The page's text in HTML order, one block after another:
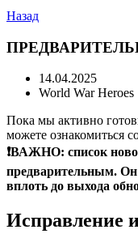
Назад
14.04.2025
World War Heroes
Пока мы активно
можете ознакомиться
❗ВАЖНО: список
предварительным. Он
вплоть до выхода
Исправление